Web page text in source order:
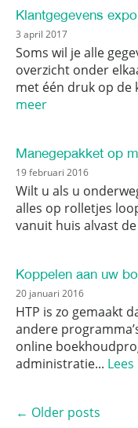
Klantgegevens
3 april 2017
Soms wil je alle
overzicht onder
met één druk op de
meer
Manegepakket op
19 februari 2016
Wilt u als u
alles op rolletjes
vanuit huis alvast de
Koppelen aan uw
20 januari 2016
HTP is zo gemaakt
andere
online
administratie...
Posts
← Older posts